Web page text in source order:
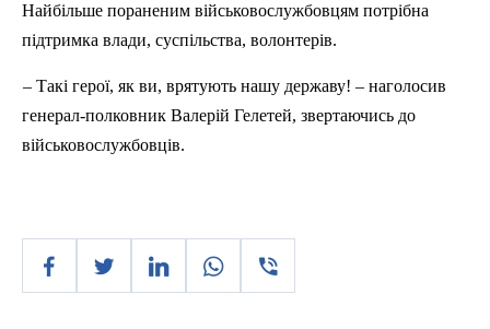
Найбільше пораненим військовослужбовцям потрібна
підтримка влади, суспільства, волонтерів.
– Такі герої, як ви, врятують нашу державу! – наголосив
генерал-полковник Валерій Гелетей, звертаючись до
військовослужбовців.